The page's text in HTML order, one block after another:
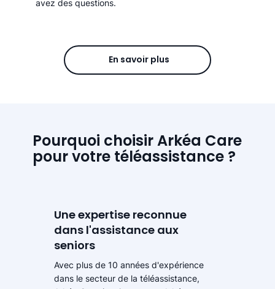
avez des questions.
En savoir plus
Pourquoi choisir Arkéa Care
pour votre téléassistance ?
Une expertise reconnue
dans l'assistance aux
seniors
Avec plus de 10 années d'expérience
dans le secteur de la téléassistance,